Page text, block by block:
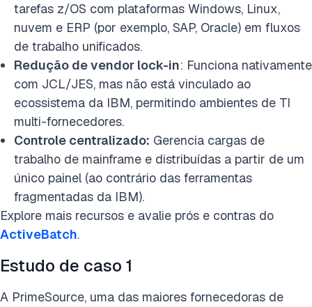
tarefas z/OS com plataformas Windows, Linux,
nuvem e ERP (por exemplo, SAP, Oracle) em fluxos
de trabalho unificados.
Redução de vendor lock-in: Funciona nativamente
com JCL/JES, mas não está vinculado ao
ecossistema da IBM, permitindo ambientes de TI
multi-fornecedores.
Controle centralizado: Gerencia cargas de
trabalho de mainframe e distribuídas a partir de um
único painel (ao contrário das ferramentas
fragmentadas da IBM).
Explore mais recursos e avalie prós e contras do
ActiveBatch.
Estudo de caso 1
A PrimeSource, uma das maiores fornecedoras de